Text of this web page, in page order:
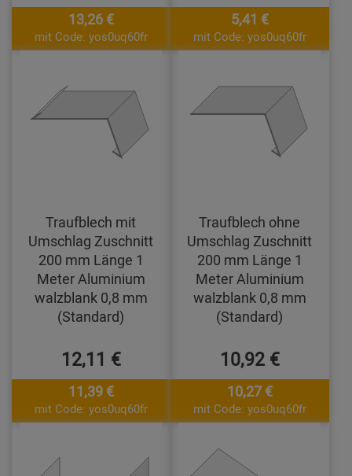
13,26 €
mit Code: yos0uq60fr
5,41 €
mit Code: yos0uq60fr
Traufblech mit
Umschlag Zuschnitt
200 mm Länge 1
Meter Aluminium
walzblank 0,8 mm
(Standard)
12,11 €
11,39 €
mit Code: yos0uq60fr
Traufblech ohne
Umschlag Zuschnitt
200 mm Länge 1
Meter Aluminium
walzblank 0,8 mm
(Standard)
10,92 €
10,27 €
mit Code: yos0uq60fr